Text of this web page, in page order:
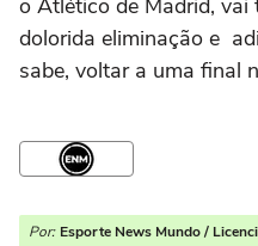
dolorida eliminação e
sabe, voltar a uma final
Por: Esporte News Mundo /